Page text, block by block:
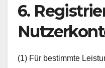
6.
(1) Für bestimmte